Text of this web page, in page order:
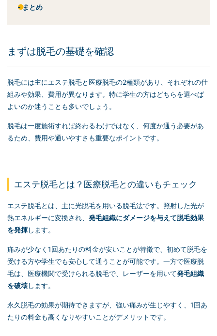
まとめ
まずは脱毛の基礎を確認
脱毛には主にエステ脱毛と医療脱毛の2種類があり、それぞれの仕
組みや効果、費用が異なります。特に学生の方はどちらを選べば
よいのか迷うことも多いでしょう。
脱毛は一度施術すれば終わるわけではなく、何度か通う必要があ
るため、費用や通いやすさも重要なポイントです。
エステ脱毛とは？医療脱毛との違いもチェック
エステ脱毛とは、主に光脱毛を用いる脱毛法です。照射した光が
熱エネルギーに変換され、 発毛組織にダメージを与えて脱毛効果
を発揮します。
痛みが少なく1回あたりの料金が安いことが特徴で、初めて脱毛を
受ける方や学生でも安心して通うことが可能です。一方で医療脱
毛は、医療機関で受けられる脱毛で、レーザーを用いて発毛組織
を破壊します。
永久脱毛の効果が期待できますが、強い痛みが生じやすく、1回あ
たりの料金も高くなりやすいことがデメリットです。